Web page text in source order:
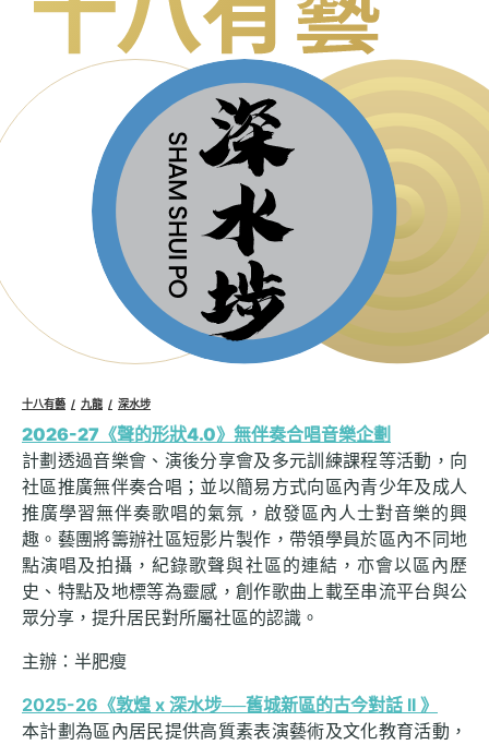
十八有藝 九龍 深水埗
2026-27《聲的形狀4.0》無伴奏合唱音樂企劃
計劃透過音樂會、演後分享會及多元訓練課程等活動，向
社區推廣無伴奏合唱；並以簡易方式向區內青少年及成人
推廣學習無伴奏歌唱的氣氛，啟發區內人士對音樂的興
趣。藝團將籌辦社區短影片製作，帶領學員於區內不同地
點演唱及拍攝，紀錄歌聲與社區的連結，亦會以區內歷
史、特點及地標等為靈感，創作歌曲上載至串流平台與公
眾分享，提升居民對所屬社區的認識。
主辦：半肥瘦
2025-26《敦煌 x 深水埗──舊城新區的古今對話 II 》
本計劃為區內居民提供高質素表演藝術及文化教育活動，